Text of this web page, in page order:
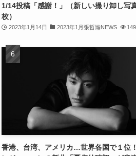
(26)
(23)
(13)
(8)
1/14投稿「感謝！」（新しい撮り卸し写
枚）
2023年1月14日 2023年1月張哲瀚NEWS
香港、台湾、アメリカ…世界各国で１位